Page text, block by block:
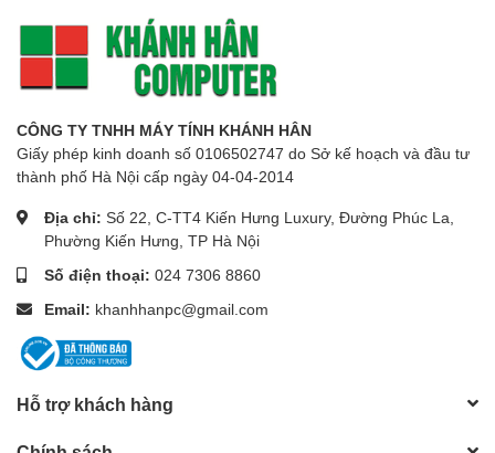
CÔNG TY TNHH MÁY TÍNH KHÁNH HÂN
Giấy phép kinh doanh số 0106502747 do Sở kế hoạch và đầu tư
thành phố Hà Nội cấp ngày 04-04-2014
Địa chỉ: Số 22, C-TT4 Kiến Hưng Luxury, Đường Phúc La,
Phường Kiến Hưng, TP Hà Nội
Số điện thoại: 024 7306 8860
Email: khanhhanpc@gmail.com
Hỗ trợ khách hàng